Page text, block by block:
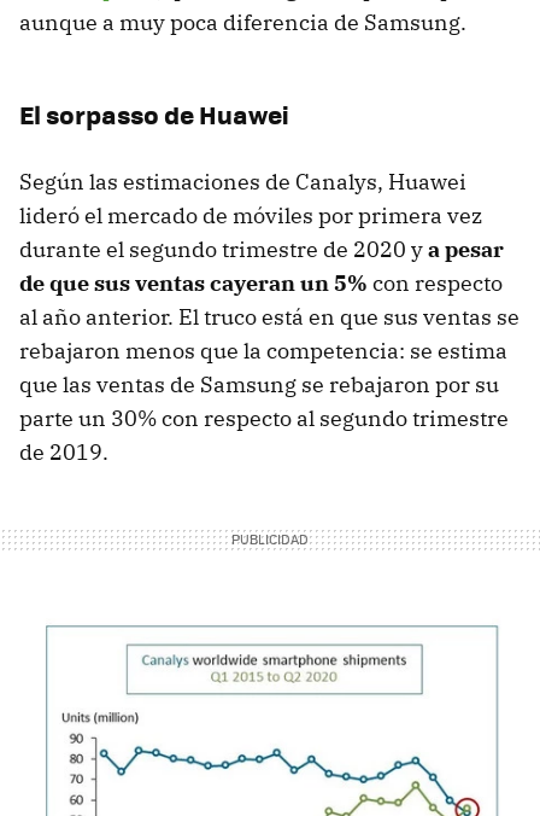
aunque a muy poca diferencia de Samsung.
El sorpasso de Huawei
Según las estimaciones de Canalys, Huawei
lideró el mercado de móviles por primera vez
durante el segundo trimestre de 2020 ya pesar
de que sus ventas cayeran un 5% con respecto
al año anterior. El truco está en que sus ventas se
rebajaron menos que la competencia: se estima
que las ventas de Samsung se rebajaron por su
parte un 30% con respecto al segundo trimestre
de 2019.